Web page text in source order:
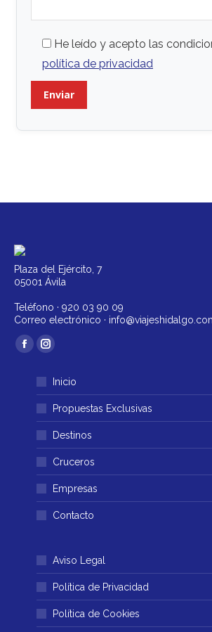
He leído y acepto las
política de privacidad
Plaza del Ejército, 7
05001 Ávila
Teléfono · 920 03 90 09
Correo electrónico ·
Encuéntranos en:
Facebook
abre
una
ventana
Instagram
se
abre
en
una
ventana
Inicio
Propuestas Exclusivas
Destinos
Cruceros
Empresas
Contacto
Aviso Legal
Política de Privacidad
Política de Cookies